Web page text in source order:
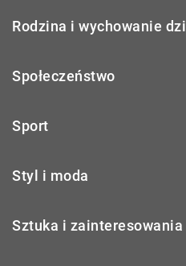
Rodzina i wychowanie
Społeczeństwo
Sport
Styl i moda
Sztuka i zainteresowania